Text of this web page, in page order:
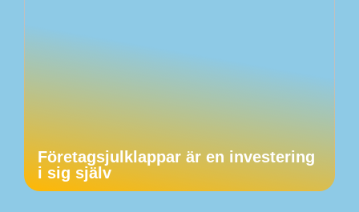
Företagsjulklappar är en investering
i sig själv